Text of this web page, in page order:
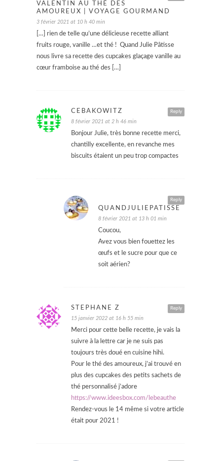
VALENTIN AU THÉ DES
AMOUREUX | VOYAGE GOURMAND
3 février 2021 at 10 h 40 min
[…] rien de telle qu’une délicieuse recette alliant
fruits rouge, vanille …et thé ! Quand Julie Pâtisse
nous livre sa recette des cupcakes glaçage vanille au
cœur framboise au thé des […]
Reply
CEBAKOWITZ
8 février 2021 at 2 h 46 min
Bonjour Julie, très bonne recette merci,
chantilly excellente, en revanche mes
biscuits étaient un peu trop compactes
Reply
QUANDJULIEPATISSE
8 février 2021 at 13 h 01 min
Coucou,
Avez vous bien fouettez les
œufs et le sucre pour que ce
soit aérien?
Reply
STEPHANE Z
15 janvier 2022 at 16 h 55 min
Merci pour cette belle recette, je vais la
suivre à la lettre car je ne suis pas
toujours très doué en cuisine hihi.
Pour le thé des amoureux, j’ai trouvé en
plus des cupcakes des petits sachets de
thé personnalisé j’adore
https://www.ideesbox.com/lebeauthe
Rendez-vous le 14 même si votre article
était pour 2021 !